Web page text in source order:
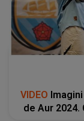
VIDEO
de Aur